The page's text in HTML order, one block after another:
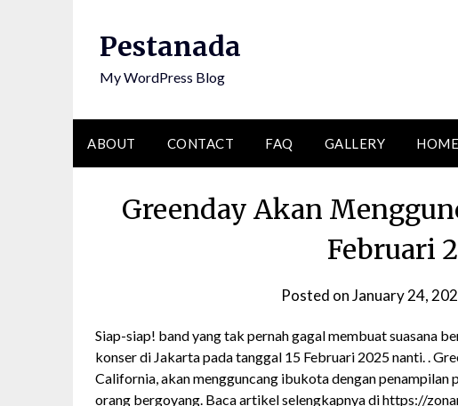
Pestanada
My WordPress Blog
ABOUT CONTACT FAQ GALLERY HOME
Greenday Akan
Februari
Posted onJanuary 24,
Siap-siap! band yang tak pernah gagal membuat suasana
konser di Jakarta pada tanggal 15 Februari 2025 nanti. .
California, akan mengguncang ibukota dengan penampilan
orang bergoyang. Baca artikel selengkapnya dihttps://